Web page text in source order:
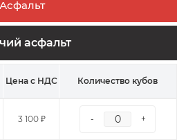
Асфальт
асфальт
Цена с НДС Количество кубов
3 100 ₽ - +